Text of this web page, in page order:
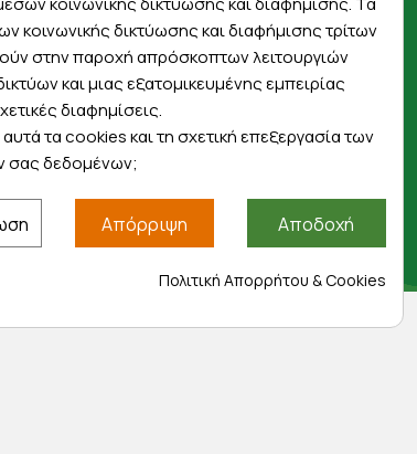
Βρείτε μας στα social
κοινωνικής δικτύωσης και διαφήμισης τρίτων
στην παροχή απρόσκοπτων λειτουργιών
και μιας εξατομικευμένης εμπειρίας
διαφημίσεις.
τα cookies και τη σχετική επεξεργασία των
σας δεδομένων;
Απόρριψη Αποδοχή
Πολιτική Απορρήτου & Cookies